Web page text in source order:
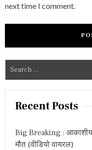
next time I comment.
a
Recent Posts
Big Breaking : आकाशीय
मौत (वीडियो वायरल)